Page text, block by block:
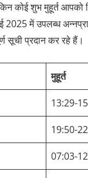
कोई शुभ मुहूर्त आपको
2025 में उपलब्ध
सूची प्रदान कर रहे हैं।
मुहूर्त
13:29-
19:50-
07:03-